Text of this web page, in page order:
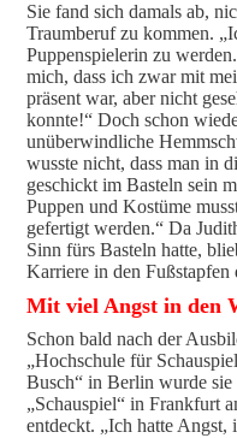
Sie fand sich damals ab,
Traumberuf zu kommen.
Puppenspielerin zu
mich, dass ich zwar mit
präsent war, aber nicht
konnte!“ Doch schon
unüberwindliche
wusste nicht, dass man in
geschickt im Basteln sein
Puppen und Kostüme
gefertigt werden.“ Da
Sinn fürs Basteln hatte,
Karriere in den Fußstapfen
Mit viel Angst in den
Schon bald nach der
„Hochschule für
Busch“ in Berlin wurde sie
„Schauspiel“ in Frankfurt
entdeckt. „Ich hatte Angst,